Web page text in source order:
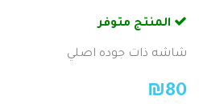
المنتج متوفر
شاشه ذات جوده اصلي
₪80